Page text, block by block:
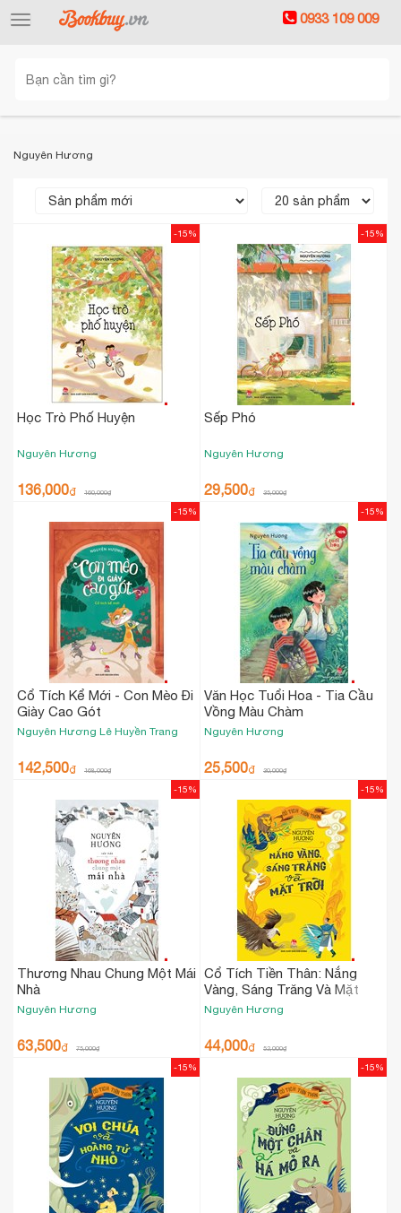
Toggle
0933 109 009
Nguyên Hương
Học Trò Phố Huyện
Nguyên Hương
136,000₫ 160,000₫
-15%
Sếp Phó
Nguyên Hương
29,500₫ 35,000₫
-15%
Cổ Tích Kể Mới - Con Mèo Đi
Giày Cao Gót
Nguyên Hương Lê Huyền Trang
142,500₫ 168,000₫
-15%
Văn Học Tuổi Hoa - Tia Cầu
Vồng Màu Chàm
Nguyên Hương
25,500₫ 30,000₫
-15%
Thương Nhau Chung Một Mái
Nhà
Nguyên Hương
63,500₫ 75,000₫
-15%
Cổ Tích Tiền Thân: Nắng
Vàng, Sáng Trăng Và Mặt
Trời
Nguyên Hương
44,000₫ 52,000₫
-15%
-15% -15%